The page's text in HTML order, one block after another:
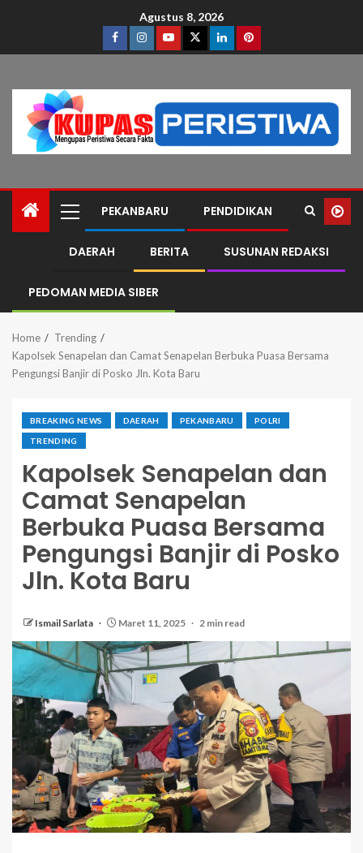
Agustus 8, 2026
PEKANBARU PENDIDIKAN
DAERAH BERITA SUSUNAN REDAKSI
PEDOMAN MEDIA SIBER
Home
Trending
Kapolsek Senapelan dan Camat Senapelan Berbuka Puasa Bersama
Pengungsi Banjir di Posko Jln. Kota Baru
BREAKING NEWS DAERAH PEKANBARU POLRI
TRENDING
Kapolsek Senapelan dan
Camat Senapelan
Berbuka Puasa Bersama
Pengungsi Banjir di Posko
Jln. Kota Baru
Ismail Sarlata Maret 11, 2025 2 min read